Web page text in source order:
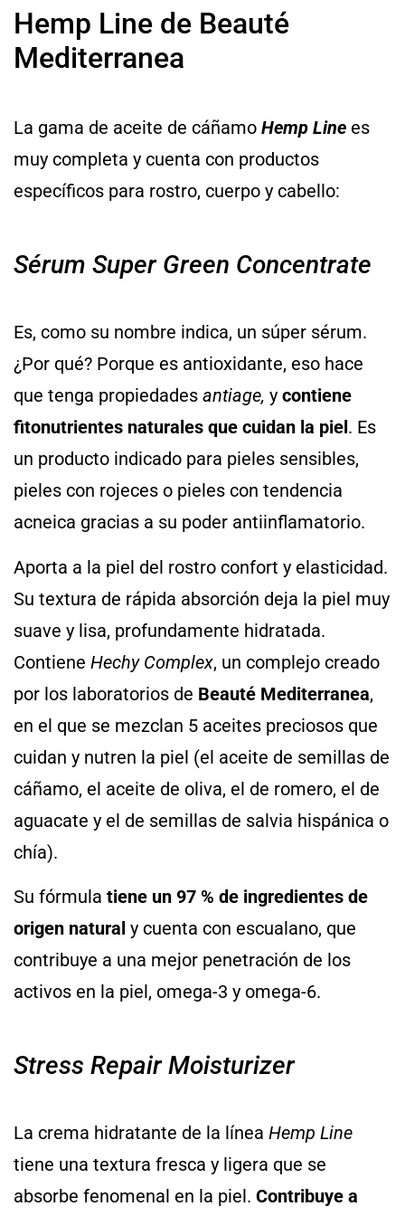
Hemp Line de Beauté
Mediterranea
La gama de aceite de cáñamo Hemp Line es
muy completa y cuenta con productos
específicos para rostro, cuerpo y cabello:
Sérum Super Green Concentrate
Es, como su nombre indica, un súper sérum.
¿Por qué? Porque es antioxidante, eso hace
que tenga propiedades antiage, y contiene
fitonutrientes naturales que cuidan la piel. Es
un producto indicado para pieles sensibles,
pieles con rojeces o pieles con tendencia
acneica gracias a su poder antiinflamatorio.
Aporta a la piel del rostro confort y elasticidad.
Su textura de rápida absorción deja la piel muy
suave y lisa, profundamente hidratada.
Contiene Hechy Complex, un complejo creado
por los laboratorios de Beauté Mediterranea,
en el que se mezclan 5 aceites preciosos que
cuidan y nutren la piel (el aceite de semillas de
cáñamo, el aceite de oliva, el de romero, el de
aguacate y el de semillas de salvia hispánica o
chía).
Su fórmula tiene un 97 % de ingredientes de
origen natural y cuenta con escualano, que
contribuye a una mejor penetración de los
activos en la piel, omega-3 y omega-6.
Stress Repair Moisturizer
La crema hidratante de la línea Hemp Line
tiene una textura fresca y ligera que se
absorbe fenomenal en la piel. Contribuye a